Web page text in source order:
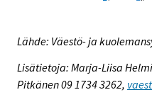
Lähde: Väestö- ja
Lisätietoja: Marja-Liisa
Pitkänen 09 1734 3262,